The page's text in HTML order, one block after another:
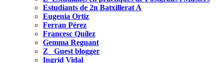
Estudiants de 2n Batxillerat A
Eugenia Ortiz
Ferran Pérez
Francesc Quílez
Gemma Reguant
Z_ Guest blogger
Ingrid Vidal